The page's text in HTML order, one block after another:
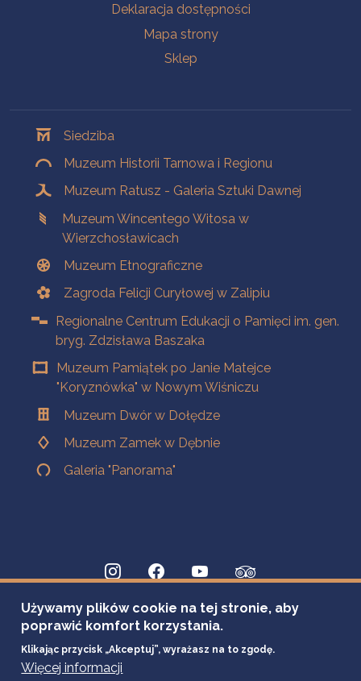
Deklaracja dostępności
Mapa strony
Sklep
Siedziba
Muzeum Historii Tarnowa i Regionu
Muzeum Ratusz - Galeria Sztuki Dawnej
Muzeum Wincentego Witosa w
Wierzchosławicach
Muzeum Etnograficzne
Zagroda Felicji Curyłowej w Zalipiu
Regionalne Centrum Edukacji o Pamięci im. gen.
bryg. Zdzisława Baszaka
Muzeum Pamiątek po Janie Matejce
"Koryznówka" w Nowym Wiśniczu
Muzeum Dwór w Dołędze
Muzeum Zamek w Dębnie
Galeria "Panorama"
Używamy plików cookie na tej stronie, aby
poprawić komfort korzystania.
Klikając przycisk „Akceptuj”, wyrażasz na to zgodę.
Więcej informacji